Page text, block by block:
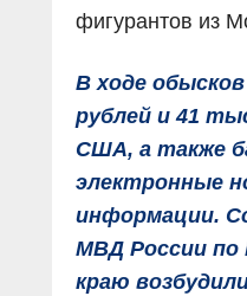
фигурантов из
В ходе
рублей и 41
США, а также
электронные
информации.
МВД России по
краю